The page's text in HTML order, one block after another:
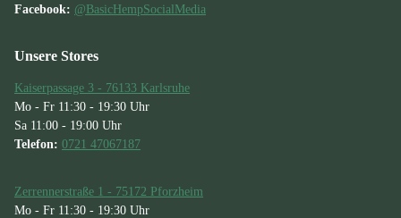
Facebook: @BasicHempSocialMedia
Unsere Stores
Kaiserpassage 3 - 76133 Karlsruhe
Mo - Fr 11:30 - 19:30 Uhr
Sa 11:00 - 19:00 Uhr
Telefon: 0721 47067187
Zerrennerstraße 1 - 75172 Pforzheim
Mo - Fr 11:30 - 19:30 Uhr